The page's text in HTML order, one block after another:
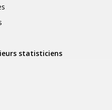
statisticiens